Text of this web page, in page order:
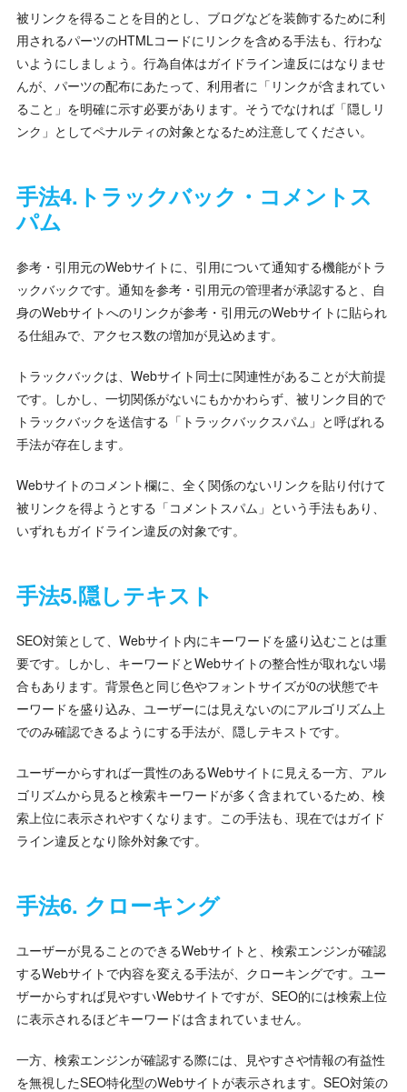
被リンクを得ることを目的とし、ブログなどを装飾するために利
用されるパーツのHTMLコードにリンクを含める手法も、行わな
いようにしましょう。行為自体はガイドライン違反にはなりませ
んが、パーツの配布にあたって、利用者に「リンクが含まれてい
ること」を明確に示す必要があります。そうでなければ「隠しリ
ンク」としてペナルティの対象となるため注意してください。
手法4.トラックバック・コメントス
パム
参考・引用元のWebサイトに、引用について通知する機能がトラ
ックバックです。通知を参考・引用元の管理者が承認すると、自
身のWebサイトへのリンクが参考・引用元のWebサイトに貼られ
る仕組みで、アクセス数の増加が見込めます。
トラックバックは、Webサイト同士に関連性があることが大前提
です。しかし、一切関係がないにもかかわらず、被リンク目的で
トラックバックを送信する「トラックバックスパム」と呼ばれる
手法が存在します。
Webサイトのコメント欄に、全く関係のないリンクを貼り付けて
被リンクを得ようとする「コメントスパム」という手法もあり、
いずれもガイドライン違反の対象です。
手法5.隠しテキスト
SEO対策として、Webサイト内にキーワードを盛り込むことは重
要です。しかし、キーワードとWebサイトの整合性が取れない場
合もあります。背景色と同じ色やフォントサイズが0の状態でキ
ーワードを盛り込み、ユーザーには見えないのにアルゴリズム上
でのみ確認できるようにする手法が、隠しテキストです。
ユーザーからすれば一貫性のあるWebサイトに見える一方、アル
ゴリズムから見ると検索キーワードが多く含まれているため、検
索上位に表示されやすくなります。この手法も、現在ではガイド
ライン違反となり除外対象です。
手法6. クローキング
ユーザーが見ることのできるWebサイトと、検索エンジンが確認
するWebサイトで内容を変える手法が、クローキングです。ユー
ザーからすれば見やすいWebサイトですが、SEO的には検索上位
に表示されるほどキーワードは含まれていません。
一方、検索エンジンが確認する際には、見やすさや情報の有益性
を無視したSEO特化型のWebサイトが表示されます。SEO対策の